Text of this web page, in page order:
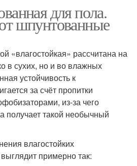
для пола.
шпунтованные
«влагостойкая» рассчитана на
в сухих, но и во влажных
устойчивость к
за счёт пропитки
из-за чего
получает такой необычный
влагостойких
примерно так: